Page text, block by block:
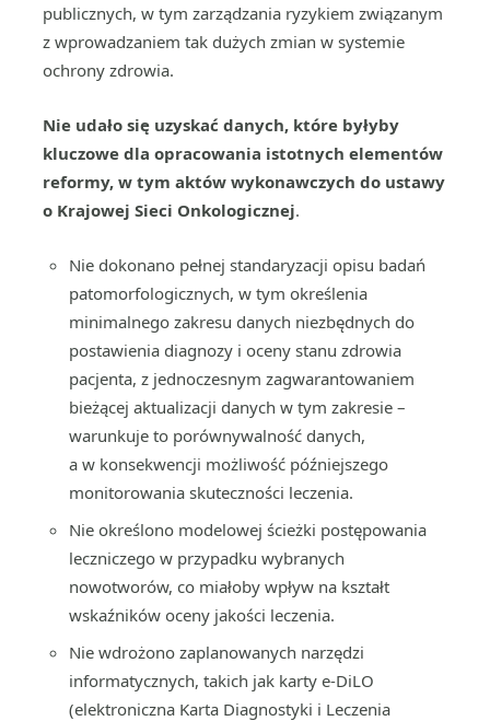
publicznych, w tym zarządzania ryzykiem związanym
z wprowadzaniem tak dużych zmian w systemie
ochrony zdrowia.
Nie udało się uzyskać danych, które byłyby
kluczowe dla opracowania istotnych elementów
reformy, w tym aktów wykonawczych do ustawy
o Krajowej Sieci Onkologicznej.
Nie dokonano pełnej standaryzacji opisu badań
patomorfologicznych, w tym określenia
minimalnego zakresu danych niezbędnych do
postawienia diagnozy i oceny stanu zdrowia
pacjenta, z jednoczesnym zagwarantowaniem
bieżącej aktualizacji danych w tym zakresie –
warunkuje to porównywalność danych,
a w konsekwencji możliwość późniejszego
monitorowania skuteczności leczenia.
Nie określono modelowej ścieżki postępowania
leczniczego w przypadku wybranych
nowotworów, co miałoby wpływ na kształt
wskaźników oceny jakości leczenia.
Nie wdrożono zaplanowanych narzędzi
informatycznych, takich jak karty e-DiLO
(elektroniczna Karta Diagnostyki i Leczenia